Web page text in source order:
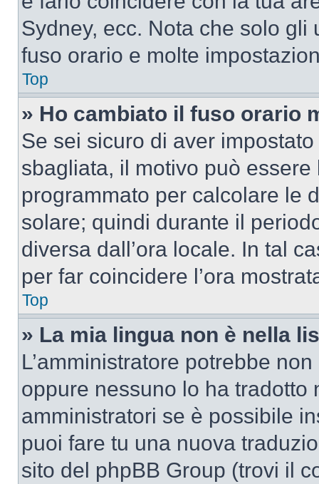
Sydney, ecc. Nota che solo
fuso orario e molte
Top
» Ho cambiato il fuso orario
Se sei sicuro di aver
sbagliata, il motivo può essere
programmato per calcolare le
solare; quindi durante il
diversa dall’ora locale. In tal
per far coincidere l’ora
Top
» La mia lingua non è nella
L’amministratore potrebbe
oppure nessuno lo ha
amministratori se è possibile
puoi fare tu una nuova
sito del phpBB Group (trovi il